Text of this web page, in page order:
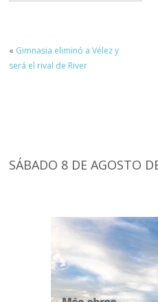
« Gimnasia eliminó a Vélez y
será el rival de River
SÁBADO 8 DE AGOSTO